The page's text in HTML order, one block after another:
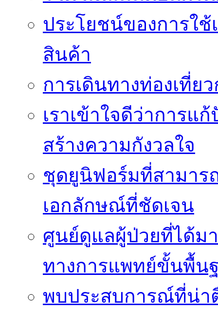
ประโยชน์ของการใ
สินค้า
การเดินทางท่องเที่ย
เราเข้าใจดีว่าการแ
สร้างความกังวลใจ
ชุดยูนิฟอร์มที่สามาร
เอกลักษณ์ที่ชัดเจน
ศูนย์ดูแลผู้ป่วยที่ได้ม
ทางการแพทย์ขั้นพื้น
พบประสบการณ์ที่น่าตื่